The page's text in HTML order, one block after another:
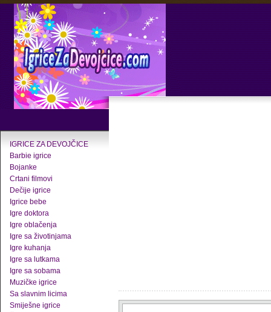
IGRICE ZA DEVOJČICE
Barbie igrice
Bojanke
Crtani filmovi
Dečije igrice
Igrice bebe
Igre doktora
Igre oblačenja
Igre sa životinjama
Igre kuhanja
Igre sa lutkama
Igre sa sobama
Muzičke igrice
Sa slavnim licima
Smiješne igrice